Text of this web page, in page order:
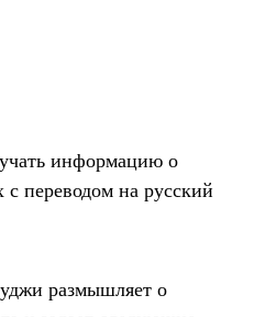
информацию о
переводом на русский
размышляет о